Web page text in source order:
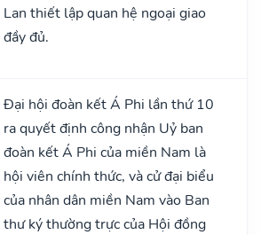
Lan thiết lập quan hệ ngoại giao
đầy đủ.
Đại hội đoàn kết Á Phi lần thứ 10
ra quyết định công nhận Uỷ ban
đoàn kết Á Phi của miền Nam là
hội viên chính thức, và cử đại biểu
của nhân dân miền Nam vào Ban
thư ký thường trực của Hội đồng